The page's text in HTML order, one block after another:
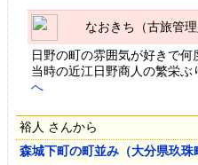
なおきち（古旅管理
日野の町の雰囲気が好きで
当時の近江日野商人の繁栄
へ
裕人 さんから
森城下町の町並み（大分県玖珠